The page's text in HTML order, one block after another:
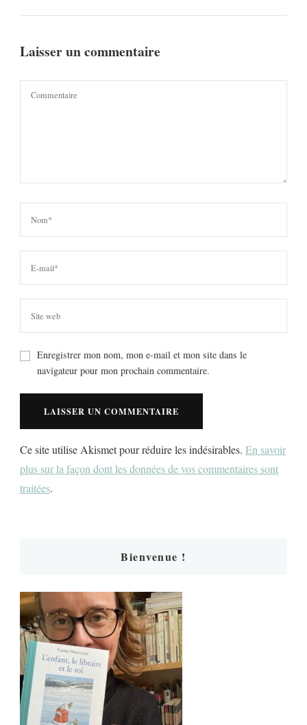
Laisser un commentaire
Enregistrer mon nom, mon e-mail et mon site dans le
navigateur pour mon prochain commentaire.
Ce site utilise Akismet pour réduire les indésirables. En savoir
plus sur la façon dont les données de vos commentaires sont
traitées.
Bienvenue !